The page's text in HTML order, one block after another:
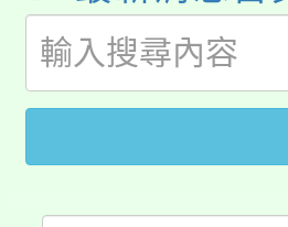
版
公告本校
代理(課)教
「2026金
桃園市